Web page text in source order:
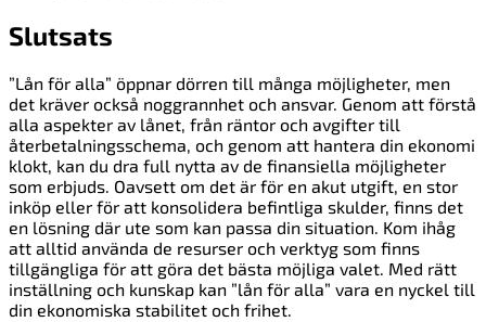
Slutsats
”Lån för alla” öppnar dörren till många möjligheter, men
det kräver också noggrannhet och ansvar. Genom att förstå
alla aspekter av lånet, från räntor och avgifter till
återbetalningsschema, och genom att hantera din ekonomi
klokt, kan du dra full nytta av de finansiella möjligheter
som erbjuds. Oavsett om det är för en akut utgift, en stor
inköp eller för att konsolidera befintliga skulder, finns det
en lösning där ute som kan passa din situation. Kom ihåg
att alltid använda de resurser och verktyg som finns
tillgängliga för att göra det bästa möjliga valet. Med rätt
inställning och kunskap kan ”lån för alla” vara en nyckel till
din ekonomiska stabilitet och frihet.